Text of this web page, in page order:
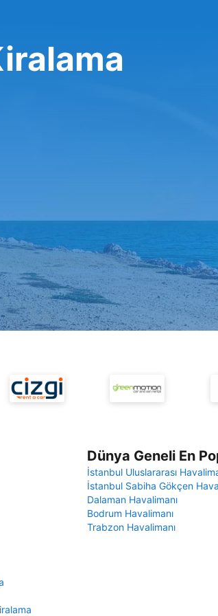
Dünya Geneli En
İstanbul Uluslararası
İstanbul Sabiha Gökçen
Dalaman Havalimanı
Bodrum Havalimanı
Trabzon Havalimanı